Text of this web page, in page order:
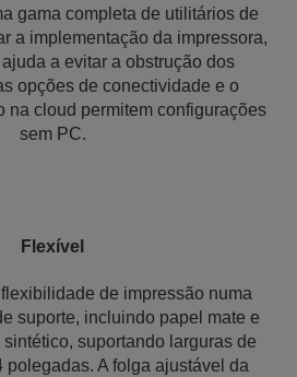
gama completa de utilitários de
a implementação da impressora,
a evitar a obstrução dos
opções de conectividade e o
na cloud permitem configurações
sem PC.
Flexível
de impressão numa
suporte, incluindo papel mate e
suportando larguras de
polegadas. A folga ajustável da